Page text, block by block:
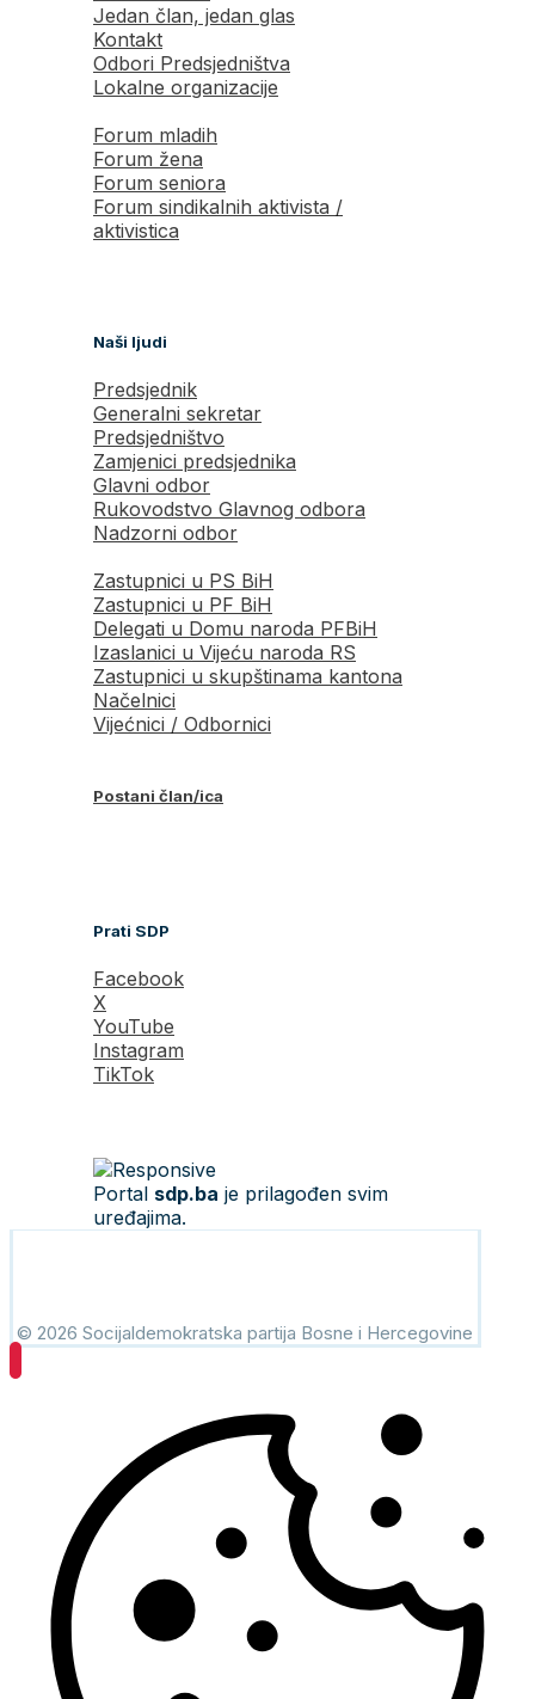
Jedan član, jedan glas
Kontakt
Odbori Predsjedništva
Lokalne organizacije
Forum mladih
Forum žena
Forum seniora
Forum sindikalnih aktivista /
aktivistica
Naši ljudi
Predsjednik
Generalni sekretar
Predsjedništvo
Zamjenici predsjednika
Glavni odbor
Rukovodstvo Glavnog odbora
Nadzorni odbor
Zastupnici u PS BiH
Zastupnici u PF BiH
Delegati u Domu naroda PFBiH
Izaslanici u Vijeću naroda RS
Zastupnici u skupštinama kantona
Načelnici
Vijećnici / Odbornici
Postani član/ica
Prati SDP
Facebook
X
YouTube
Instagram
TikTok
Portal sdp.ba je prilagođen svim
uređajima.
© 2026 Socijaldemokratska partija Bosne i Hercegovine